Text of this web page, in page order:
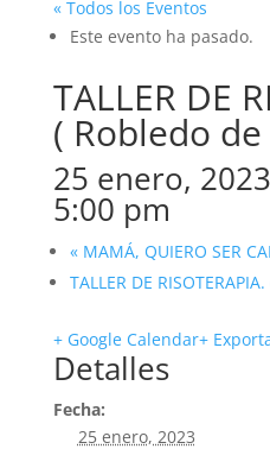
« Todos los Eventos
Este evento ha pasado.
TALLER DE
( Robledo
25 enero,
5:00 pm
«MAMÁ, QUIERO SER
TALLER DE
+ Google Calendar+
Detalles
Fecha:
25 enero, 2023